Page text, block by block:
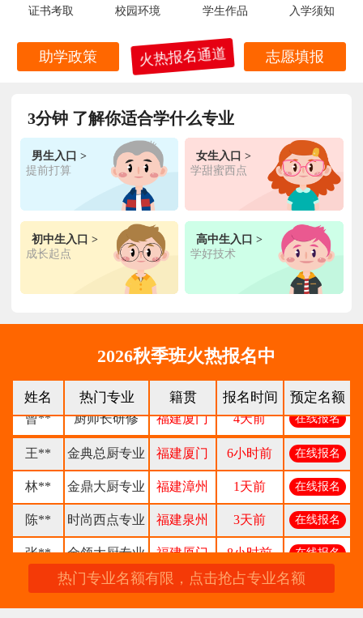
证书考取 校园环境 学生作品 入学须知
助学政策 火热报名通道 志愿填报
3分钟 了解你适合学什么专业
男生入口 >
提前打算
女生入口 >
学甜蜜西点
初中生入口 >
成长起点
高中生入口 >
学好技术
2026秋季班火热报名中
姓名 热门专业 籍贯 报名时间 预定名额
陈** 时尚西点专业 福建泉州 3天前 在线报名
金领大厨专业 在线报名
钟** 经典西点专业 福建龙岩 5天前 在线报名
经典西点专业 福建厦门 在线报名
时尚西餐西点
大厨精英专业 福建福州 3天前
谢** 西点店长班 福建厦门 4天前 在线报名
曾** 厨师长研修 福建厦门 4天前 在线报名
王** 金典总厨专业 福建厦门 6小时前 在线报名
林** 金鼎大厨专业 福建漳州 1天前 在线报名
陈** 时尚西点专业 福建泉州 3天前 在线报名
张** 金领大厨专业 福建厦门 8小时前 在线报名
经典西点专业 福建龙岩 5天前 在线报名
热门专业名额有限，点击抢占专业名额